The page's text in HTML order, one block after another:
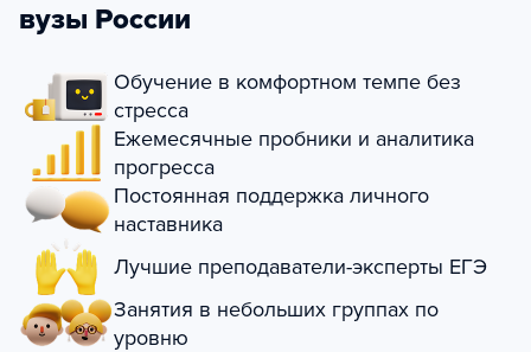
вузы России
Обучение в комфортном темпе без
стресса
Ежемесячные пробники и аналитика
прогресса
Постоянная поддержка личного
наставника
Лучшие преподаватели-эксперты ЕГЭ
Занятия в небольших группах по
уровню